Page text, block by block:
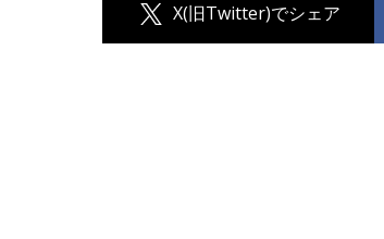
X(旧Twitter)でシェア